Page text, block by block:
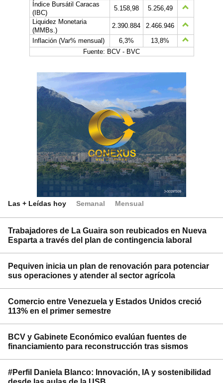
Índice Bursátil Caracas
(IBC)
5.158,98
5.256,49
Liquidez Monetaria
(MMBs.)
2.390.884
2.466.946
Inflación (Var% mensual)
6,3%
13,8%
Fuente: BCV - BVC
Las + Leídas hoy Semanal Mensual
Trabajadores de La Guaira son reubicados en Nueva
Esparta a través del plan de contingencia laboral
Pequiven inicia un plan de renovación para potenciar
sus operaciones y atender al sector agrícola
Comercio entre Venezuela y Estados Unidos creció
113% en el primer semestre
BCV y Gabinete Económico evalúan fuentes de
financiamiento para reconstrucción tras sismos
#Perfil Daniela Blanco: Innovación, IA y sostenibilidad